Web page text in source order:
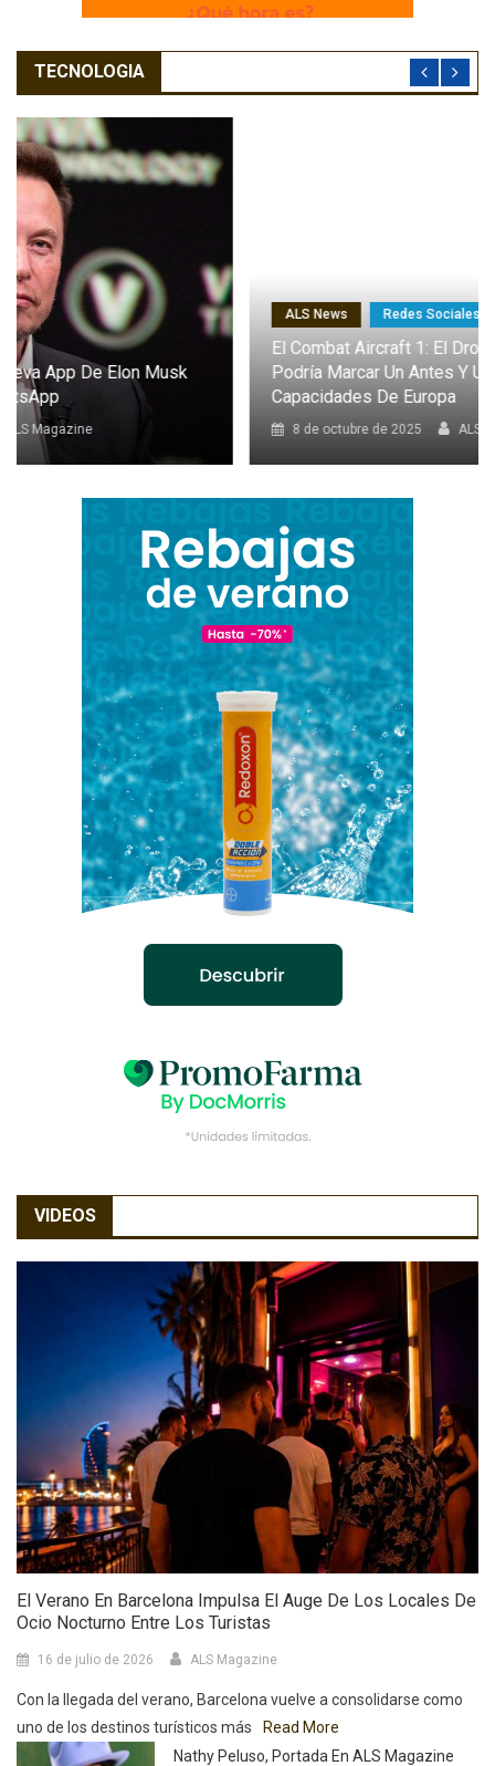
TECNOLOGIA
ALS News Redes Sociales
El Combat Aircraft 1: El Dron Furtivo Con IA Que
Podría Marcar Un Antes Y Un Después En Las
Capacidades De Europa
8 de octubre de 2025 ALS Magazine
VIDEOS
El Verano En Barcelona Impulsa El Auge De Los Locales De
Ocio Nocturno Entre Los Turistas
16 de julio de 2026 ALS Magazine
Con la llegada del verano, Barcelona vuelve a consolidarse como
uno de los destinos turísticos más
Read More
Nathy Peluso, Portada En ALS Magazine